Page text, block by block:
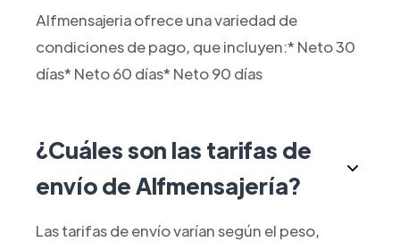
Alfmensajeria ofrece una variedad de
condiciones de pago, que incluyen:* Neto 30
días* Neto 60 días* Neto 90 días
¿Cuáles son las tarifas de
envío de Alfmensajería?
Las tarifas de envío varían según el peso,